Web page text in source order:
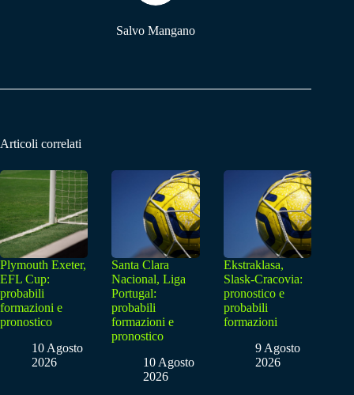
Salvo Mangano
Articoli correlati
Plymouth Exeter,
EFL Cup:
probabili
formazioni e
pronostico
10 Agosto
2026
Santa Clara
Nacional, Liga
Portugal:
probabili
formazioni e
pronostico
10 Agosto
2026
Ekstraklasa,
Slask-Cracovia:
pronostico e
probabili
formazioni
9 Agosto
2026